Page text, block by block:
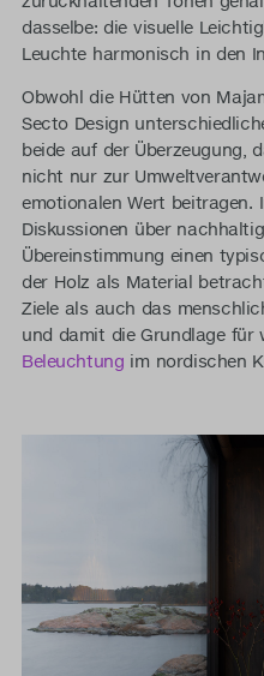
dasselbe: die visuelle
Leuchte harmonisch in den
Obwohl die Hütten von
Secto Design
beide auf der Überzeugung,
nicht nur zur
emotionalen Wert beitragen.
Diskussionen über
Übereinstimmung einen
der Holz als Material
Ziele als auch das
und damit die Grundlage für
Beleuchtung im nordischen